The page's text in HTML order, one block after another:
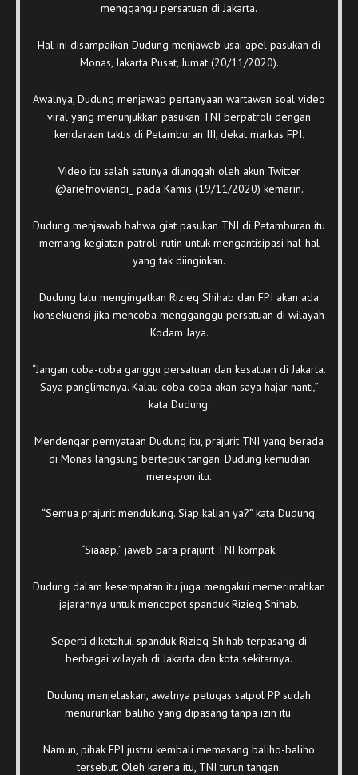
menggangu persatuan di Jakarta.
Hal ini disampaikan Dudung menjawab usai apel pasukan di
Monas, Jakarta Pusat, Jumat (20/11/2020).
Awalnya, Dudung menjawab pertanyaan wartawan soal video
viral yang menunjukkan pasukan TNI berpatroli dengan
kendaraan taktis di Petamburan III, dekat markas FPI.
Video itu salah satunya diunggah oleh akun Twitter
@ariefnoviandi_ pada Kamis (19/11/2020) kemarin.
Dudung menjawab bahwa giat pasukan TNI di Petamburan itu
memang kegiatan patroli rutin untuk mengantisipasi hal-hal
yang tak diinginkan.
Dudung lalu mengingatkan Rizieq Shihab dan FPI akan ada
konsekuensi jika mencoba mengganggu persatuan di wilayah
Kodam Jaya.
“Jangan coba-coba ganggu persatuan dan kesatuan di Jakarta.
Saya panglimanya. Kalau coba-coba akan saya hajar nanti,”
kata Dudung.
Mendengar pernyataan Dudung itu, prajurit TNI yang berada
di Monas langsung bertepuk tangan. Dudung kemudian
merespon itu.
“Semua prajurit mendukung. Siap kalian ya?” kata Dudung.
“Siaaap,” jawab para prajurit TNI kompak.
Dudung dalam kesempatan itu juga mengakui memerintahkan
jajarannya untuk mencopot spanduk Rizieq Shihab.
Seperti diketahui, spanduk Rizieq Shihab terpasang di
berbagai wilayah di Jakarta dan kota sekitarnya.
Dudung menjelaskan, awalnya petugas satpol PP sudah
menurunkan baliho yang dipasang tanpa izin itu.
Namun, pihak FPI justru kembali memasang baliho-baliho
tersebut. Oleh karena itu, TNI turun tangan.